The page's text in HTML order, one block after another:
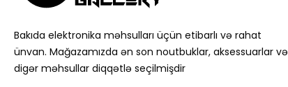
Bakıda elektronika məhsulları üçün etibarlı və rahat
ünvan. Mağazamızda ən son noutbuklar, aksessuarlar və
digər məhsullar diqqətlə seçilmişdir